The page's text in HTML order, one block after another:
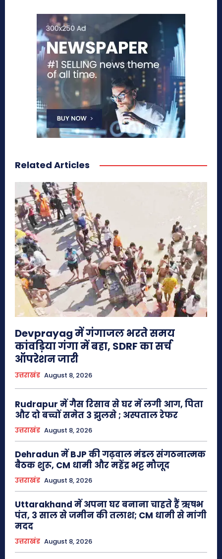
Related Articles
Devprayag में गंगाजल भरते समय
कांवड़िया गंगा में बहा, SDRF का सर्च
ऑपरेशन जारी
उत्तराखंड August 8, 2026
Rudrapur में गैस रिसाव से घर में लगी आग, पिता
और दो बच्चों समेत 3 झुलसे ; अस्पताल रेफर
उत्तराखंड August 8, 2026
Dehradun में BJP की गढ़वाल मंडल संगठनात्मक
बैठक शुरू, CM धामी और महेंद्र भट्ट मौजूद
उत्तराखंड August 8, 2026
Uttarakhand में अपना घर बनाना चाहते हैं ऋषभ
पंत, 3 साल से जमीन की तलाश; CM धामी से मांगी
मदद
उत्तराखंड August 8, 2026